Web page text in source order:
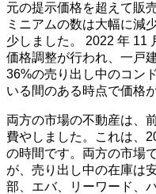
元の提示価格を超えて販
ミニアムの数は大幅に減
少しました。
2022 年 11
価格調整が行われ、一戸
36%の売り出し中のコン
いる間のある時点で価格
両方の市場の不動産は、
費やしました。これは、
の時間です。両方の市場
が、売り出し中の在庫は
部、エバ、リーワード、